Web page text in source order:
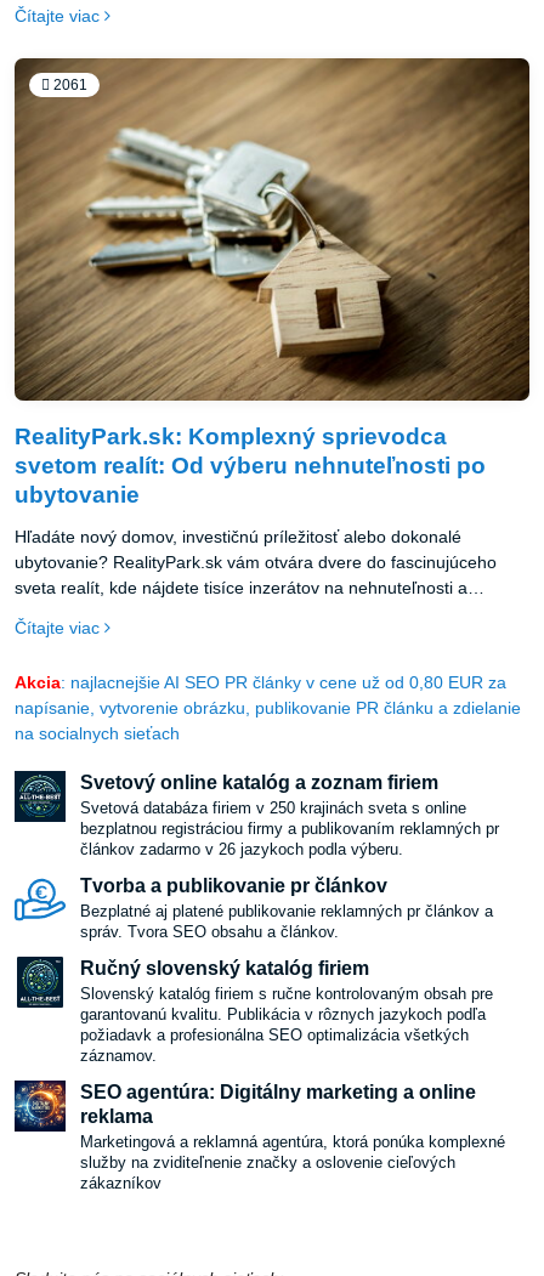
Čítajte viac
2061
RealityPark.sk: Komplexný sprievodca
svetom realít: Od výberu nehnuteľnosti po
ubytovanie
Hľadáte nový domov, investičnú príležitosť alebo dokonalé
ubytovanie? RealityPark.sk vám otvára dvere do fascinujúceho
sveta realít, kde nájdete tisíce inzerátov na nehnuteľnosti a
ubytovanie z celého Slovenska.
Čítajte viac
Akcia: najlacnejšie AI SEO PR články v cene už od 0,80 EUR za
napísanie, vytvorenie obrázku, publikovanie PR článku a zdielanie
na socialnych sieťach
Svetový online katalóg a zoznam firiem
Svetová databáza firiem v 250 krajinách sveta s online
bezplatnou registráciou firmy a publikovaním reklamných pr
článkov zadarmo v 26 jazykoch podla výberu.
Tvorba a publikovanie pr článkov
Bezplatné aj platené publikovanie reklamných pr článkov a
správ. Tvora SEO obsahu a článkov.
Ručný slovenský katalóg firiem
Slovenský katalóg firiem s ručne kontrolovaným obsah pre
garantovanú kvalitu. Publikácia v rôznych jazykoch podľa
požiadavk a profesionálna SEO optimalizácia všetkých
záznamov.
SEO agentúra: Digitálny marketing a online
reklama
Marketingová a reklamná agentúra, ktorá ponúka komplexné
služby na zviditeľnenie značky a oslovenie cieľových
zákazníkov